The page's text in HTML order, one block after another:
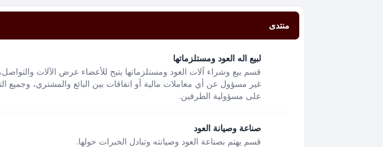
منتدى
لبيع اله العود ومستلزماتها
قسم بيع وشراء آلات العود ومستلزماتها يتيح للأعضاء عرض الآلات
غير مسؤول عن أي معاملات مالية أو اتفاقات بين البائع والمشتري، وجميع
على مسؤولية الطرفين.
صناعة وصيانة العود
قسم يهتم بصناعة العود وصيانته وتبادل الخبرات حولها.